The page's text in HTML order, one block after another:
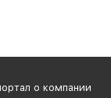
о компании